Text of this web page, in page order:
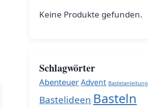
Keine Produkte gefunden.
Schlagwörter
AbenteuerAdvent Bastelanleitung
Bastelideen Basteln